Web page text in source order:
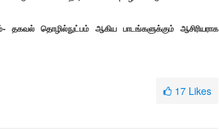
தொழில்நுட்பம் ஆகிய பாடங்களுக்கும் ஆசிரியராக
17 Likes